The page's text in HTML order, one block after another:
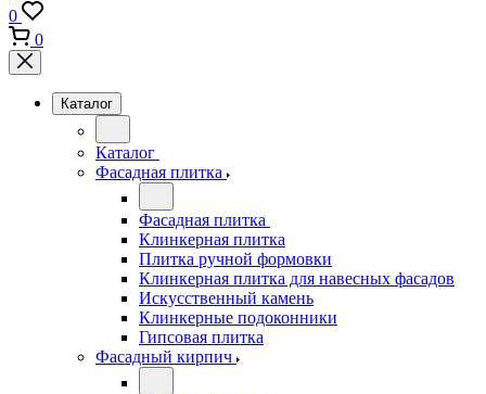
0
0
Каталог
Каталог
Фасадная плитка
Фасадная плитка
Клинкерная плитка
Плитка ручной формовки
Клинкерная плитка для навесных фасадов
Искусственный камень
Клинкерные подоконники
Гипсовая плитка
Фасадный кирпич